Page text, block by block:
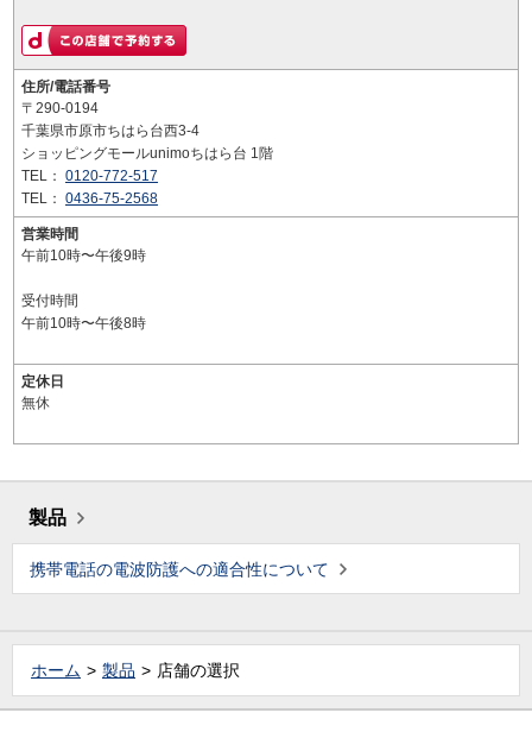
住所/電話番号
〒290-0194
千葉県市原市ちはら台西3-4
ショッピングモールunimoちはら台 1階
TEL： 0120-772-517
TEL： 0436-75-2568
営業時間
午前10時〜午後9時
受付時間
午前10時〜午後8時
定休日
無休
製品
携帯電話の電波防護への適合性について
ホーム 製品 店舗の選択